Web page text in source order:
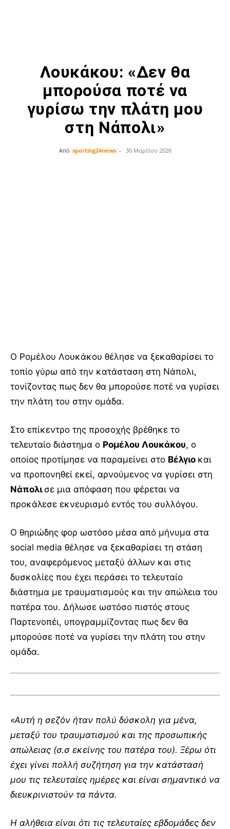
Λουκάκου: «Δεν θα
μπορούσα ποτέ να
γυρίσω την πλάτη μου
στη Νάπολι»
Από sporting24news - 30 Μαρτίου 2026
Ο Ρομέλου Λουκάκου θέλησε να ξεκαθαρίσει το
τοπίο γύρω από την κατάσταση στη Νάπολι,
τονίζοντας πως δεν θα μπορούσε ποτέ να γυρίσει
την πλάτη του στην ομάδα.
Στο επίκεντρο της προσοχής βρέθηκε το
τελευταίο διάστημα ο Ρομέλου Λουκάκου, ο
οποίος προτίμησε να παραμείνει στο Βέλγιο και
να προπονηθεί εκεί, αρνούμενος να γυρίσει στη
Νάπολι σε μια απόφαση που φέρεται να
προκάλεσε εκνευρισμό εντός του συλλόγου.
Ο θηριώδης φορ ωστόσο μέσα από μήνυμα στα
social media θέλησε να ξεκαθαρίσει τη στάση
του, αναφερόμενος μεταξύ άλλων και στις
δυσκολίες που έχει περάσει το τελευταίο
διάστημα με τραυματισμούς και την απώλεια του
πατέρα του. Δήλωσε ωστόσο πιστός στους
Παρτενοπέι, υπογραμμίζοντας πως δεν θα
μπορούσε ποτέ να γυρίσει την πλάτη του στην
ομάδα.
«Αυτή η σεζόν ήταν πολύ δύσκολη για μένα,
μεταξύ του τραυματισμού και της προσωπικής
απώλειας (σ.σ εκείνης του πατέρα του). Ξέρω ότι
έχει γίνει πολλή συζήτηση για την κατάστασή
μου τις τελευταίες ημέρες και είναι σημαντικό να
διευκρινιστούν τα πάντα.
Η αλήθεια είναι ότι τις τελευταίες εβδομάδες δεν